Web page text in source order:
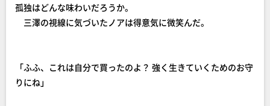
孤独はどんな味わいだろうか。
三澤の視線に気づいたノアは得意気に微笑んだ。
「ふふ、これは自分で買ったのよ？ 強く生きていくためのお守
りにね」